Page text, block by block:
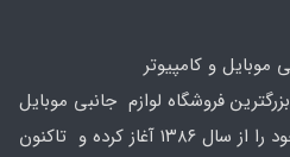
و کامپیوتر
بزرگترین فروشگاه لوازم جانبی موبایل
و کامپیوتر در محدوده که کار خود را از سال ۱۳۸۶ آغاز کرده و تاکنون